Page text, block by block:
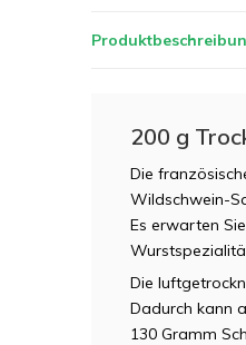
200 g
Die
Wildschwein-
Es erwarten
Die
Dadurch kann
130 Gramm